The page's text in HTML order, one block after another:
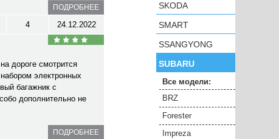
ПОДРОБНЕЕ
4 24.12.2022
дороге смотрится
электронных
багажник с
дополнительно не
ПОДРОБНЕЕ
SKODA
SMART
SSANGYONG
SUBARU
Все модели:
BRZ
Forester
Impreza